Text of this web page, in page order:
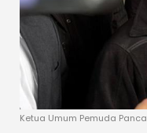
Ketua Umum Pemuda